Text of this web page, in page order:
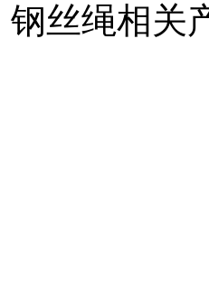
钢丝绳相关